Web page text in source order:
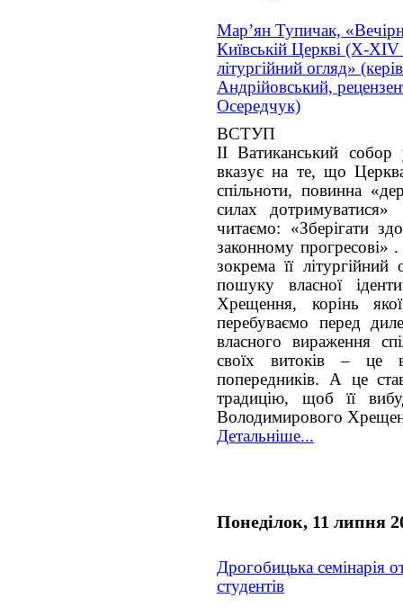
Мар’ян Тупичак,
Київській Церкві (Х-ХІV
літургійний огляд»
Андрійовський,
Осередчук)
ВСТУП
ІІ Ватиканський
вказує на те, що
спільноти, повинна
силах
читаємо: «Зберігати
законному прогресові»
зокрема її
пошуку власної
Хрещення, корінь
перебуваємо перед
власного вираження
своїх витоків – це
попередників. А це
традицію, щоб її
Володимирового
Детальніше...
Понеділок, 11 липня
Дрогобицька семінарія
студентів